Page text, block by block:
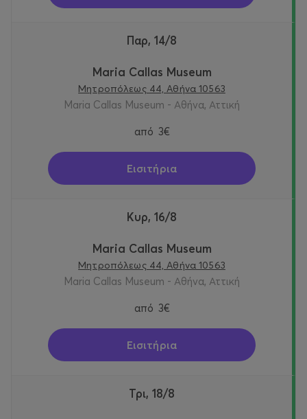
Παρ, 14/8
Maria Callas Museum
Μητροπόλεως 44, Αθήνα 10563
Maria Callas Museum - Αθήνα, Αττική
από 3€
Εισιτήρια
Κυρ, 16/8
Maria Callas Museum
Μητροπόλεως 44, Αθήνα 10563
Maria Callas Museum - Αθήνα, Αττική
από 3€
Εισιτήρια
Τρι, 18/8